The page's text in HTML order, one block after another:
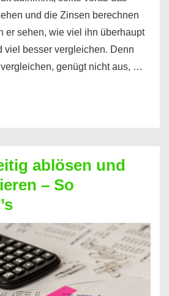
und die Zinsen berechnen
er sehen, wie viel ihn überhaupt
viel besser vergleichen. Denn
genügt nicht aus, …
ablösen und
– So